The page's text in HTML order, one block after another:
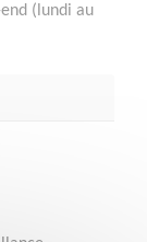
(lundi au